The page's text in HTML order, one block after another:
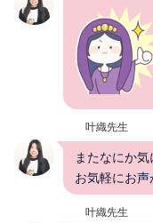
叶織先生
またなにか
お気軽にお
叶織先生